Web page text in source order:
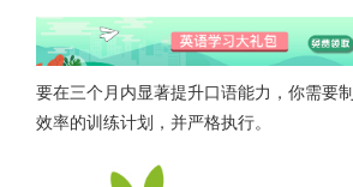
要在三个月内显著提升口语能力，你需要
效率的训练计划，并严格执行。